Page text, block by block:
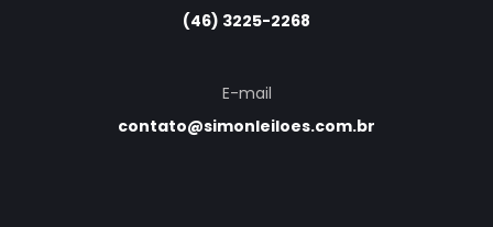
(46) 3225-2268
E-mail
contato@simonleiloes.com.br